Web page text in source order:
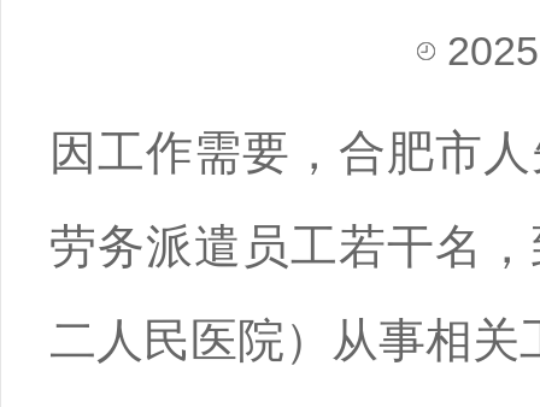
因工作需要，合肥市
劳务派遣员工若干名
二人民医院）从事相